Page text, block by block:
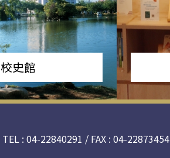
校史館
TEL : 04-22840291 / FAX : 04-22873454